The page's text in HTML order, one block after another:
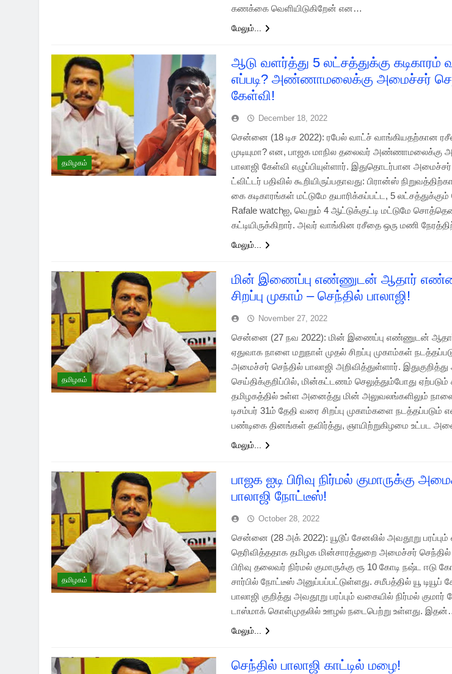
கணக்கை வெளியிடுகிறேன் என…
மேலும்...
தமிழகம்
ஆடு வளர்த்து 5 லட்சத்துக்கு கடிகாரம்
எப்படி? அண்ணாமலைக்கு அமைச்சர்
கேள்வி!
December 18, 2022
சென்னை (18 டிச 2022): ரபேல் வாட்ச் வாங்கியதற்கான
முடியுமா? என, பாஜக மாநில தலைவர் அண்ணாமலைக்கு
பாலாஜி கேள்வி எழுப்பியுள்ளார். இதுதொடர்பான
ட்விட்டர் பதிவில் கூறியிருப்பதாவது: பிரான்ஸ்
கை கடிகாரங்கள் மட்டுமே தயாரிக்கப்பட்ட, 5
Rafale watchஐ, வெறும் 4 ஆட்டுக்குட்டி மட்டுமே
கட்டியிருக்கிறார். அவர் வாங்கின ரசீதை ஒரு மணி
மேலும்...
தமிழகம்
மின் இணைப்பு எண்ணுடன் ஆதார்
சிறப்பு முகாம் – செந்தில் பாலாஜி!
November 27, 2022
சென்னை (27 நவ 2022): மின் இணைப்பு எண்ணுடன்
ஏதுவாக நாளை மறுநாள் முதல் சிறப்பு முகாம்கள்
அமைச்சர் செந்தில் பாலாஜி அறிவித்துள்ளார்.
செய்திக்குறிப்பில், மின்கட்டணம் செலுத்தும்போது
தமிழகத்தில் உள்ள அனைத்து மின் அலுவலங்களிலும்
டிசம்பர் 31ம் தேதி வரை சிறப்பு முகாம்களை நடத்தப்படும்
பண்டிகை தினங்கள் தவிர்த்து, ஞாயிற்றுகிழமை உட்பட
மேலும்...
தமிழகம்
பாஜக ஐடி பிரிவு நிர்மல் குமாருக்கு
பாலாஜி நோட்டீஸ்!
October 28, 2022
சென்னை (28 அக் 2022): யூடூப் சேனலில் அவதூறு
தெரிவித்ததாக தமிழக மின்சாரத்துறை அமைச்சர் செந்தில்
பிரிவு தலைவர் நிர்மல் குமாருக்கு ரூ 10 கோடி நஷ்ட ஈடு
சார்பில் நோட்டீஸ் அனுப்பப்பட்டுள்ளது. சமீபத்தில் யூ
பாலாஜி குறித்து அவதூறு பரப்பும் வகையில் நிர்மல் குமார்
டாஸ்மாக் கொள்முதலில் ஊழல் நடைபெற்று உள்ளது.
மேலும்...
செந்தில் பாலாஜி காட்டில் மழை!